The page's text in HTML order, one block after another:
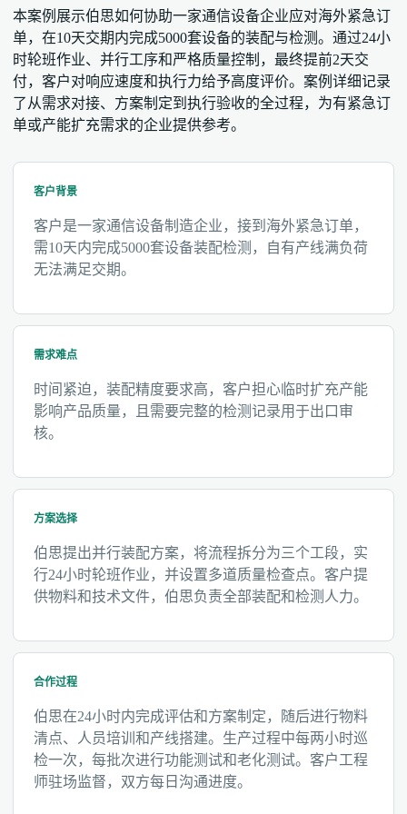
本案例展示伯思如何协助一家通信设备企业应对海外紧急订
单，在10天交期内完成5000套设备的装配与检测。通过24小
时轮班作业、并行工序和严格质量控制，最终提前2天交
付，客户对响应速度和执行力给予高度评价。案例详细记录
了从需求对接、方案制定到执行验收的全过程，为有紧急订
单或产能扩充需求的企业提供参考。
客户背景
客户是一家通信设备制造企业，接到海外紧急订单，
需10天内完成5000套设备装配检测，自有产线满负荷
无法满足交期。
需求难点
时间紧迫，装配精度要求高，客户担心临时扩充产能
影响产品质量，且需要完整的检测记录用于出口审
核。
方案选择
伯思提出并行装配方案，将流程拆分为三个工段，实
行24小时轮班作业，并设置多道质量检查点。客户提
供物料和技术文件，伯思负责全部装配和检测人力。
合作过程
伯思在24小时内完成评估和方案制定，随后进行物料
清点、人员培训和产线搭建。生产过程中每两小时巡
检一次，每批次进行功能测试和老化测试。客户工程
师驻场监督，双方每日沟通进度。